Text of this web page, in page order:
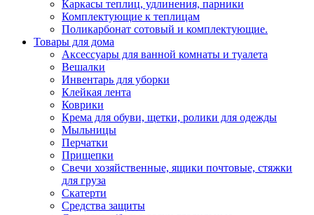
Каркасы теплиц, удлинения, парники
Комплектующие к теплицам
Поликарбонат сотовый и комплектующие.
Товары для дома
Аксессуары для ванной комнаты и туалета
Вешалки
Инвентарь для уборки
Клейкая лента
Коврики
Крема для обуви, щетки, ролики для одежды
Мыльницы
Перчатки
Прищепки
Свечи хозяйственные, ящики почтовые, стяжки
для груза
Скатерти
Средства защиты